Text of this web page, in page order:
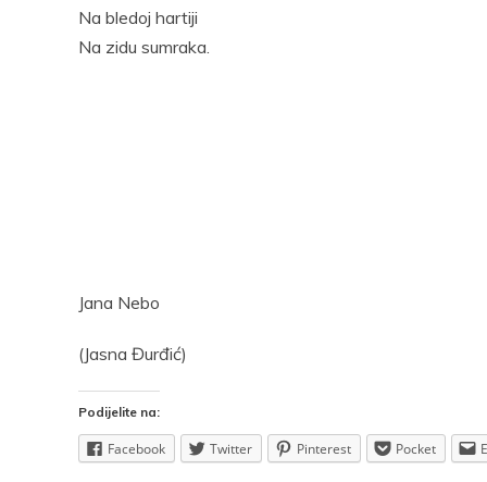
Na bledoj hartiji
Na zidu sumraka.
Jana Nebo
(Jasna Đurđić)
Podijelite na:
Facebook Twitter Pinterest Pocket